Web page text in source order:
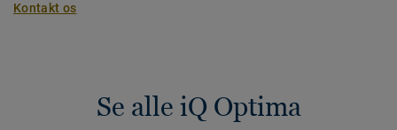
Kontakt os
Se alle iQ Optima